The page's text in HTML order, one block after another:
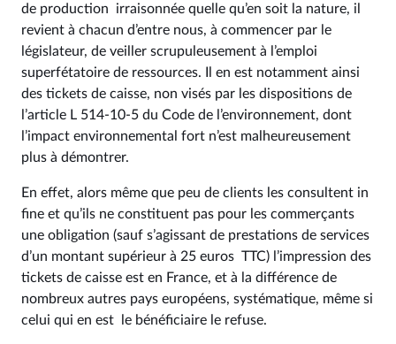
de production irraisonnée quelle qu’en soit la nature, il
revient à chacun d’entre nous, à commencer par le
législateur, de veiller scrupuleusement à l’emploi
superfétatoire de ressources. Il en est notamment ainsi
des tickets de caisse, non visés par les dispositions de
l’article L 514‑10‑5 du Code de l’environnement, dont
l’impact environnemental fort n’est malheureusement
plus à démontrer.
En effet, alors même que peu de clients les consultent in
fine et qu’ils ne constituent pas pour les commerçants
une obligation (sauf s’agissant de prestations de services
d’un montant supérieur à 25 euros TTC) l’impression des
tickets de caisse est en France, et à la différence de
nombreux autres pays européens, systématique, même si
celui qui en est le bénéficiaire le refuse.